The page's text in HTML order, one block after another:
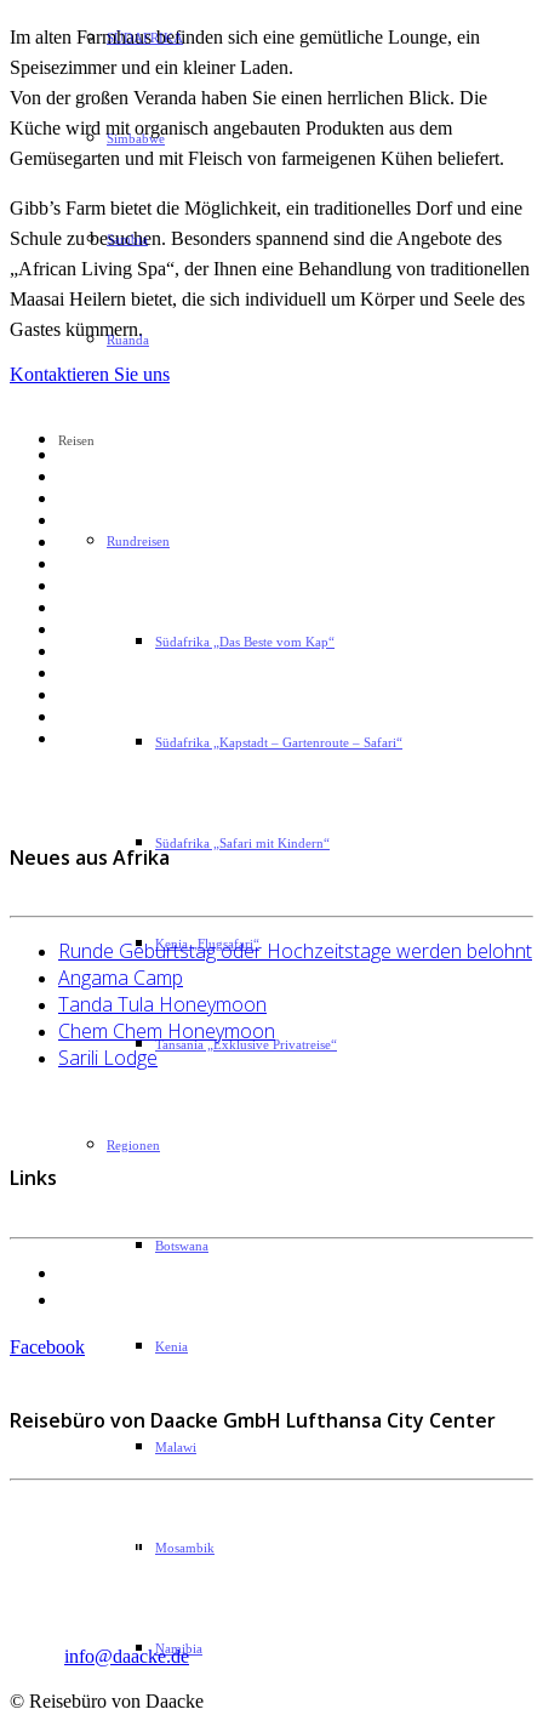
SÜDAFRIKA
Simbabwe
Sambia
Ruanda
Reisen
Rundreisen
Südafrika „Das Beste vom Kap“
Südafrika „Kapstadt – Gartenroute – Safari“
Südafrika „Safari mit Kindern“
Kenia „Flugsafari“
Tansania „Exklusive Privatreise“
Regionen
Botswana
Kenia
Malawi
Mosambik
Namibia
Im alten Farmhaus befinden sich eine gemütliche Lounge, ein
Speisezimmer und ein kleiner Laden.
Von der großen Veranda haben Sie einen herrlichen Blick. Die
Küche wird mit organisch angebauten Produkten aus dem
Gemüsegarten und mit Fleisch von farmeigenen Kühen beliefert.
Gibb’s Farm bietet die Möglichkeit, ein traditionelles Dorf und eine
Schule zu besuchen. Besonders spannend sind die Angebote des
„African Living Spa“, der Ihnen eine Behandlung von traditionellen
Maasai Heilern bietet, die sich individuell um Körper und Seele des
Gastes kümmern.
Kontaktieren Sie uns
Neues aus Afrika
Runde Geburtstag oder Hochzeitstage werden belohnt
Angama Camp
Tanda Tula Honeymoon
Chem Chem Honeymoon
Sarili Lodge
Links
Facebook
Reisebüro von Daacke GmbH Lufthansa City Center
D-22609 Hamburg
info@daacke.de
© Reisebüro von Daacke